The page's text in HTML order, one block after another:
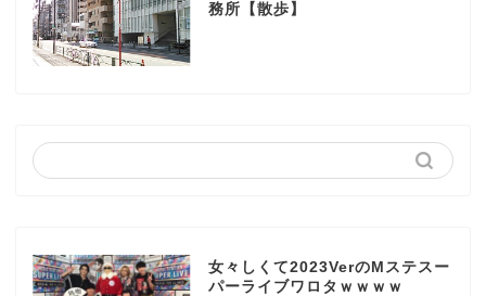
務所【散歩】
女々しくて2023VerのMステスー
パーライブワロタｗｗｗｗ